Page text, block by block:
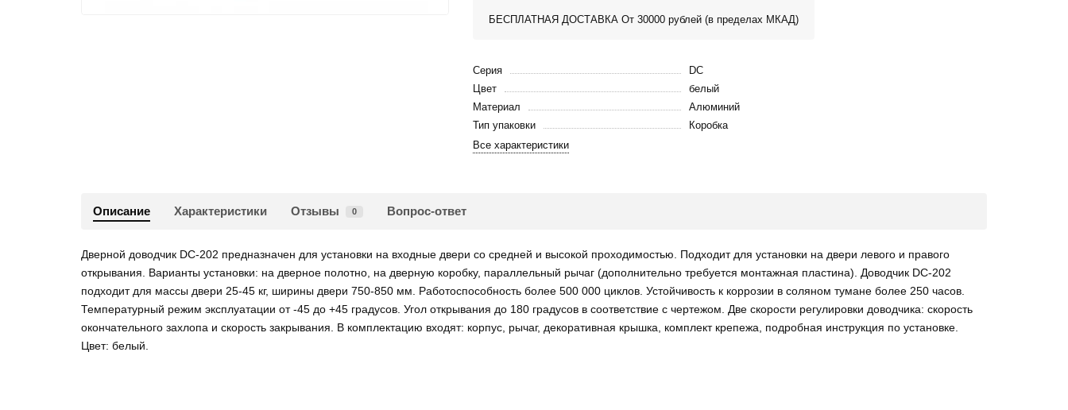
БЕСПЛАТНАЯ ДОСТАВКА От 30000 рублей (в пределах МКАД)
Серия
DC
Цвет
белый
Материал
Алюминий
Тип упаковки
Коробка
Все характеристики
Описание Характеристики Отзывы 0 Вопрос-ответ
Дверной доводчик DC-202 предназначен для установки на входные двери со средней и высокой проходимостью. Подходит для установки на двери левого и правого
открывания. Варианты установки: на дверное полотно, на дверную коробку, параллельный рычаг (дополнительно требуется монтажная пластина). Доводчик DC-202
подходит для массы двери 25-45 кг, ширины двери 750-850 мм. Работоспособность более 500 000 циклов. Устойчивость к коррозии в соляном тумане более 250 часов.
Температурный режим эксплуатации от -45 до +45 градусов. Угол открывания до 180 градусов в соответствие с чертежом. Две скорости регулировки доводчика: скорость
окончательного захлопа и скорость закрывания. В комплектацию входят: корпус, рычаг, декоративная крышка, комплект крепежа, подробная инструкция по установке.
Цвет: белый.